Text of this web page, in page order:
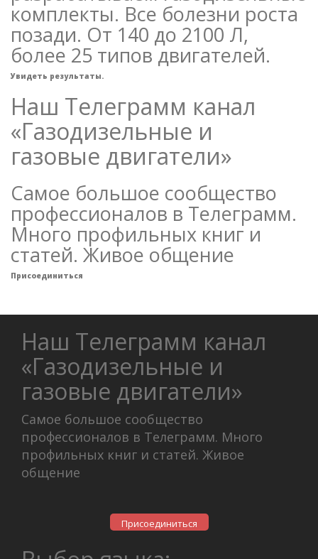
комплекты. Все болезни роста
позади. От 140 до 2100 Л,
более 25 типов двигателей.
Увидеть результаты.
Наш Телеграмм канал
«Газодизельные и
газовые двигатели»
Самое большое сообщество
профессионалов в Телеграмм.
Много профильных книг и
статей. Живое общение
Присоединиться
Наш Телеграмм канал
«Газодизельные и
газовые двигатели»
Самое большое сообщество
профессионалов в Телеграмм. Много
профильных книг и статей. Живое
общение
Присоединиться